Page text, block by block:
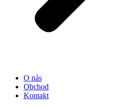
O nás
Obchod
Kontakt